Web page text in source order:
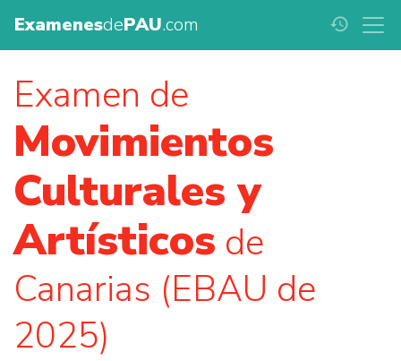
ExamenesdePAU.com history
Examen de
Movimientos
Culturales y
Artísticos de
Canarias (EBAU de
2025)